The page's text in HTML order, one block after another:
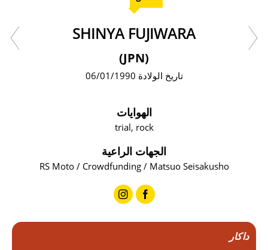
SHINYA FUJIWARA
(JPN)
تاريخ الولادة 06/01/1990
الهوايات
trial, rock
الجهات الراعية
RS Moto / Crowdfunding / Matsuo Seisakusho
داكار